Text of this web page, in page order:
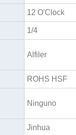
12 O'Clock
1/4
Alfiler
ROHS HSF
Ninguno
Jinhua